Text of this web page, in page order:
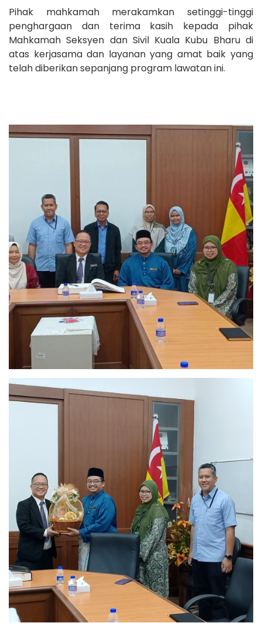
Pihak mahkamah merakamkan setinggi-tinggi
penghargaan dan terima kasih kepada pihak
Mahkamah Seksyen dan Sivil Kuala Kubu Bharu di
atas kerjasama dan layanan yang amat baik yang
telah diberikan sepanjang program lawatan ini.